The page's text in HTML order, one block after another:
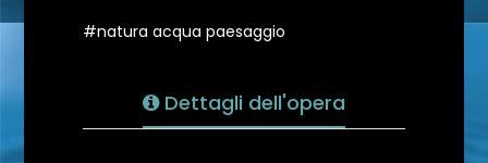
#natura acqua paesaggio
Dettagli dell'opera